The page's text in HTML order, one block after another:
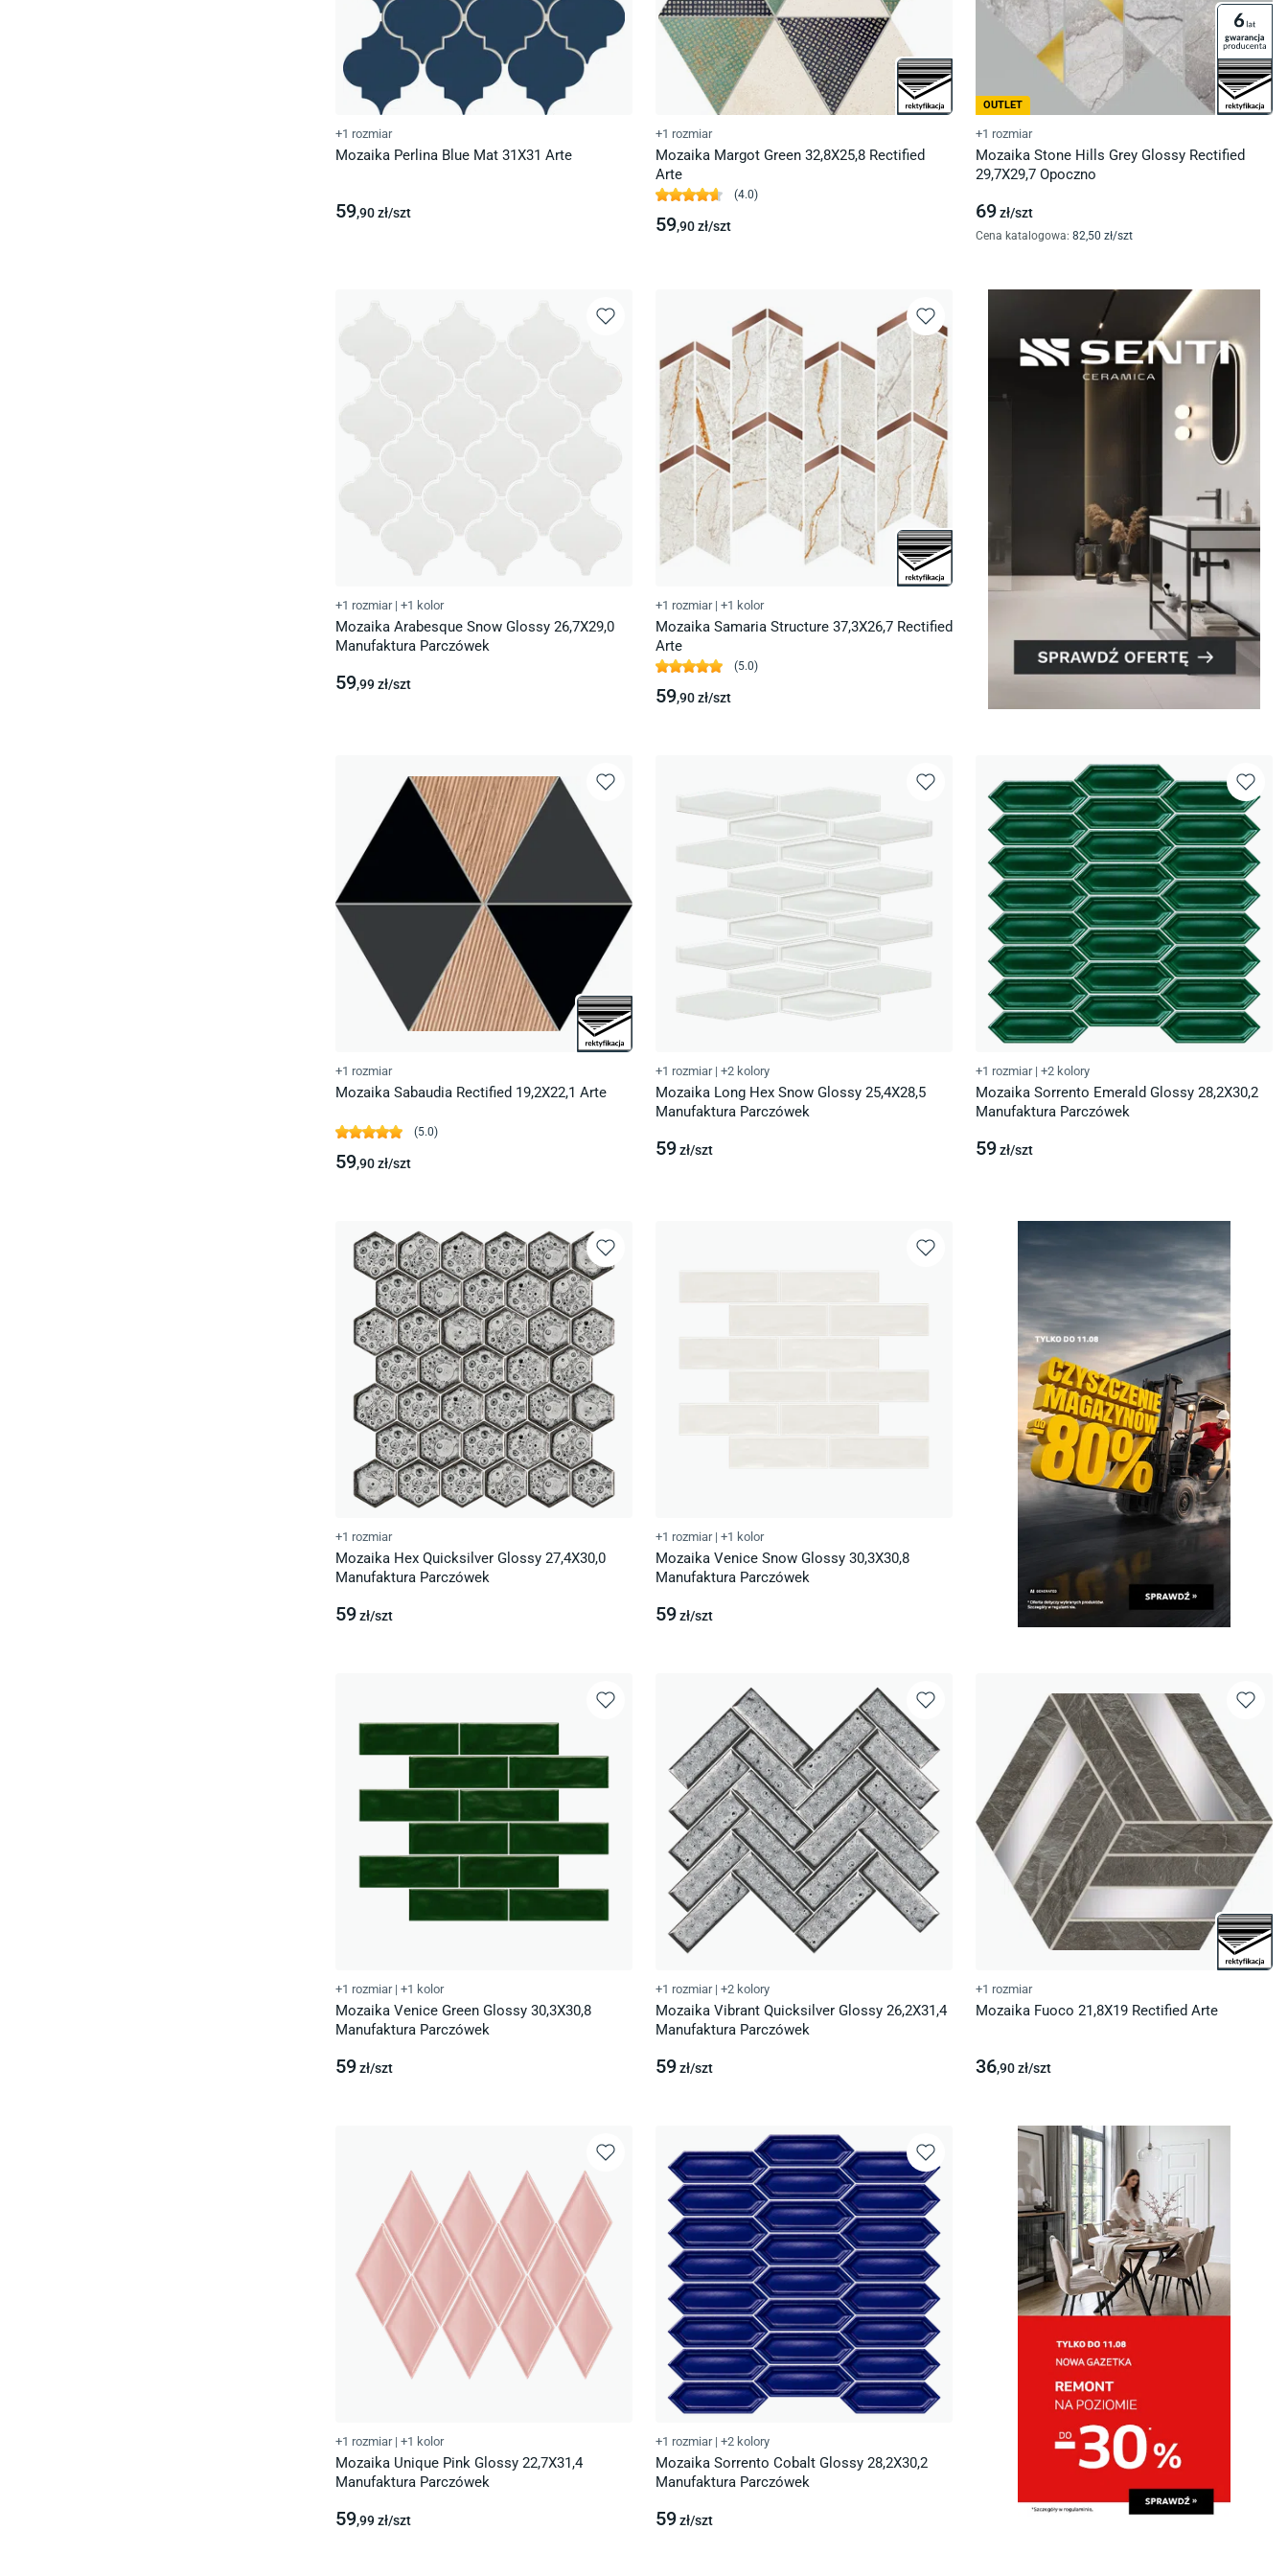
+1 rozmiar
Mozaika Perlina Blue Mat 31X31 Arte
59,90zł/szt
+1 rozmiar
Mozaika Margot Green 32,8X25,8 Rectified
Arte
(4.0)
59,90zł/szt
OUTLET
+1 rozmiar
Mozaika Stone Hills Grey Glossy Rectified
29,7X29,7 Opoczno
69zł/szt
Cena katalogowa: 82,50 zł/szt
+1 rozmiar | +1 kolor
Mozaika Arabesque Snow Glossy 26,7X29,0
Manufaktura Parczówek
59,99zł/szt
+1 rozmiar | +1 kolor
Mozaika Samaria Structure 37,3X26,7 Rectified
Arte
(5.0)
59,90zł/szt
+1 rozmiar
Mozaika Sabaudia Rectified 19,2X22,1 Arte
(5.0)
59,90zł/szt
+1 rozmiar | +2 kolory
Mozaika Long Hex Snow Glossy 25,4X28,5
Manufaktura Parczówek
59zł/szt
+1 rozmiar | +2 kolory
Mozaika Sorrento Emerald Glossy 28,2X30,2
Manufaktura Parczówek
59zł/szt
+1 rozmiar
Mozaika Hex Quicksilver Glossy 27,4X30,0
Manufaktura Parczówek
59zł/szt
+1 rozmiar | +1 kolor
Mozaika Venice Snow Glossy 30,3X30,8
Manufaktura Parczówek
59zł/szt
+1 rozmiar | +1 kolor
Mozaika Venice Green Glossy 30,3X30,8
Manufaktura Parczówek
59zł/szt
+1 rozmiar | +2 kolory
Mozaika Vibrant Quicksilver Glossy 26,2X31,4
Manufaktura Parczówek
59zł/szt
+1 rozmiar
Mozaika Fuoco 21,8X19 Rectified Arte
36,90zł/szt
+1 rozmiar | +1 kolor
Mozaika Unique Pink Glossy 22,7X31,4
Manufaktura Parczówek
59,99zł/szt
+1 rozmiar | +2 kolory
Mozaika Sorrento Cobalt Glossy 28,2X30,2
Manufaktura Parczówek
59zł/szt